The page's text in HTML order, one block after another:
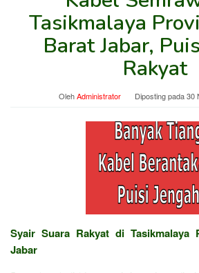
Tasikmalaya
Barat Jabar,
Rakyat
OlehAdministrator Diposting pada30
Syair Suara Rakyat di Tasikmalaya
Jabar